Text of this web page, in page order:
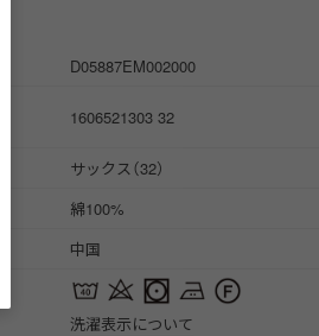
D05887EM002000
1606521303 32
サックス（32）
綿100%
中国
洗濯表示について